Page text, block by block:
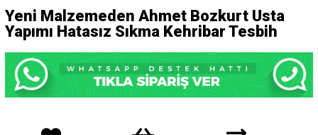
Yeni Malzemeden Ahmet Bozkurt Usta
Yapımı Hatasız Sıkma Kehribar Tesbih